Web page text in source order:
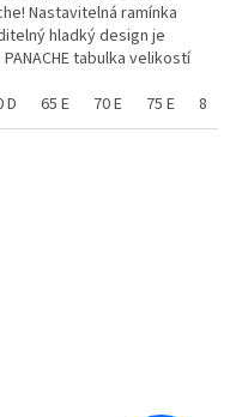
Nastavitelná ramínka
hladký design je
tabulka velikostí
D 65 E 70 E 75 E 80 E